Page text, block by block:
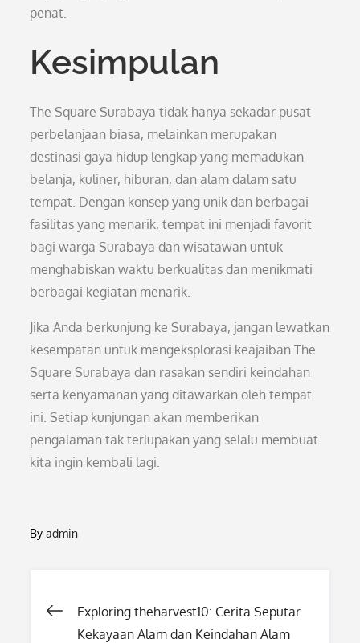
penat.
Kesimpulan
The Square Surabaya tidak hanya sekadar pusat
perbelanjaan biasa, melainkan merupakan
destinasi gaya hidup lengkap yang memadukan
belanja, kuliner, hiburan, dan alam dalam satu
tempat. Dengan konsep yang unik dan berbagai
fasilitas yang menarik, tempat ini menjadi favorit
bagi warga Surabaya dan wisatawan untuk
menghabiskan waktu berkualitas dan menikmati
berbagai kegiatan menarik.
Jika Anda berkunjung ke Surabaya, jangan lewatkan
kesempatan untuk mengeksplorasi keajaiban The
Square Surabaya dan rasakan sendiri keindahan
serta kenyamanan yang ditawarkan oleh tempat
ini. Setiap kunjungan akan memberikan
pengalaman tak terlupakan yang selalu membuat
kita ingin kembali lagi.
Byadmin
Post
Exploring theharvest10: Cerita Seputar
Kekayaan Alam dan Keindahan Alam